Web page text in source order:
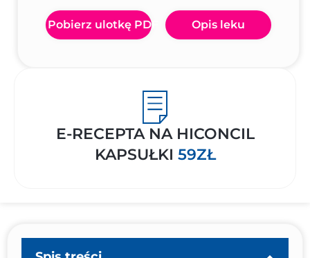
Pobierz ulotkę PDF Opis leku
E-RECEPTA NA HICONCIL
KAPSUŁKI 59ZŁ